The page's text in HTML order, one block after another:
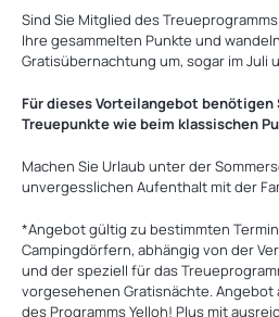
Sind Sie Mitglied des
Ihre gesammelten Punkte und
Gratisübernachtung um, sogar im Juli
Für dieses Vorteilangebot
Treuepunkte wie beim klassischen
Machen Sie Urlaub unter der
unvergesslichen Aufenthalt mit der
*Angebot gültig zu bestimmten
Campingdörfern, abhängig von der
und der speziell für das
vorgesehenen Gratisnächte.
des Programms Yelloh! Plus mit